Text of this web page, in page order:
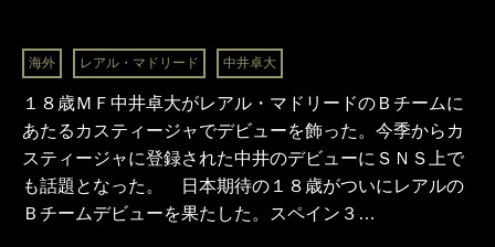
海外 レアル・マドリード 中井卓大
１８歳ＭＦ中井卓大がレアル・マドリードのＢチームに
あたるカスティージャでデビューを飾った。今季からカ
スティージャに登録された中井のデビューにＳＮＳ上で
も話題となった。 日本期待の１８歳がついにレアルの
Ｂチームデビューを果たした。スペイン３…